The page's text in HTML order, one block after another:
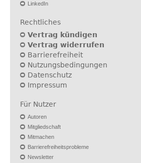
LinkedIn
Rechtliches
Vertrag kündigen
Vertrag widerrufen
Barrierefreiheit
Nutzungsbedingungen
Datenschutz
Impressum
Für Nutzer
Autoren
Mitgliedschaft
Mitmachen
Barrierefreiheitsprobleme
Newsletter